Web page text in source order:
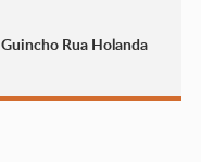
Guincho Rua Holanda